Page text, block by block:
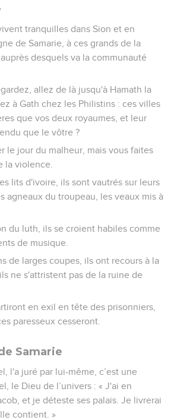
tranquilles dans Sion et en
de Samarie, à ces grands de la
desquels va la communauté
allez de là jusqu'à Hamath la
à Gath chez les Philistins : ces villes
que vos deux royaumes, et leur
que le vôtre ?
le jour du malheur, mais vous faites
la violence.
lits d'ivoire, ils sont vautrés sur leurs
agneaux du troupeau, les veaux mis à
du luth, ils se croient habiles comme
de musique.
de larges coupes, ils ont recours à la
ne s'attristent pas de la ruine de
en exil en tête des prisonniers,
paresseux cesseront.
Samarie
l'a juré par lui-même, c’est une
le Dieu de l’univers : « J'ai en
et je déteste ses palais. Je livrerai
contient. »